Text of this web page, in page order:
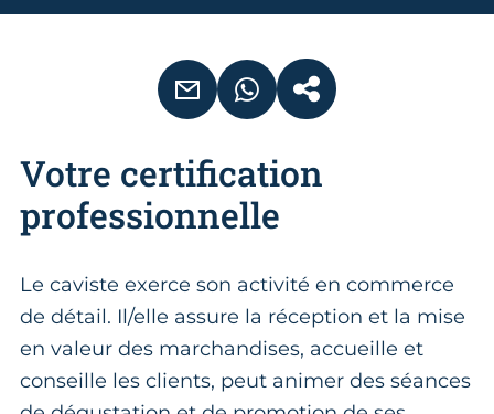
EMAIL WHATSAPPCOPIER LE LIEN
Votre certification
professionnelle
Le caviste exerce son activité en commerce
de détail. Il/elle assure la réception et la mise
en valeur des marchandises, accueille et
conseille les clients, peut animer des séances